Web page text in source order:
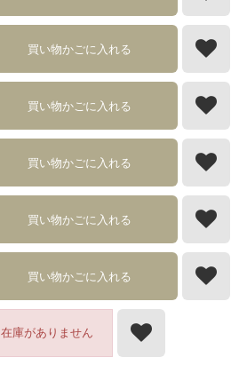
買い物かごに入れる
買い物かごに入れる
買い物かごに入れる
買い物かごに入れる
買い物かごに入れる
在庫がありません